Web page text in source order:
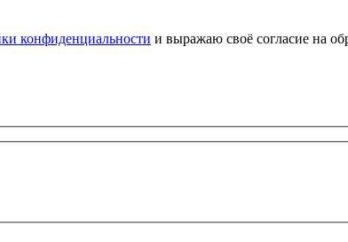
конфиденциальности и выражаю своё согласие на